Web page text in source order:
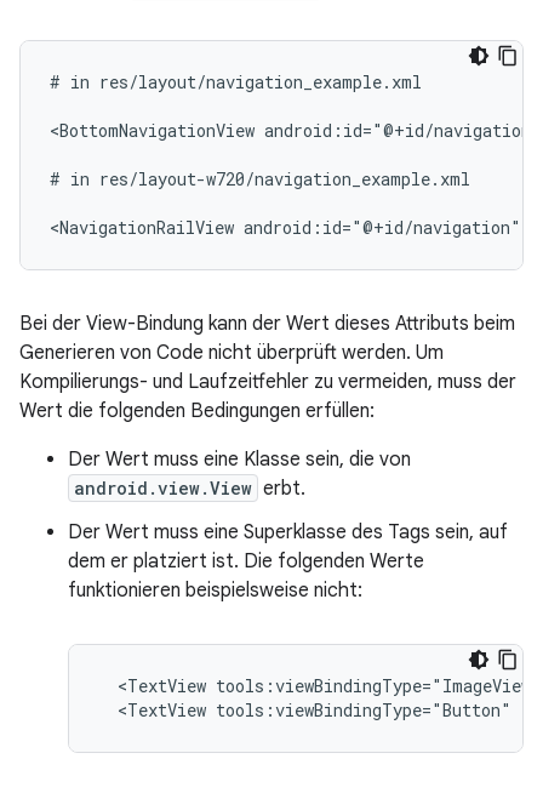
# in res/layout/navigation_example.xml
<BottomNavigationView android:id="@+id/navigation"
# in res/layout-w720/navigation_example.xml
<NavigationRailView android:id="@+id/navigation"
Bei der View-Bindung kann der Wert dieses Attributs beim
Generieren von Code nicht überprüft werden. Um
Kompilierungs- und Laufzeitfehler zu vermeiden, muss der
Wert die folgenden Bedingungen erfüllen:
Der Wert muss eine Klasse sein, die von
android.view.View erbt.
Der Wert muss eine Superklasse des Tags sein, auf
dem er platziert ist. Die folgenden Werte
funktionieren beispielsweise nicht:
<TextView tools:viewBindingType="ImageView"
<TextView tools:viewBindingType="Button"